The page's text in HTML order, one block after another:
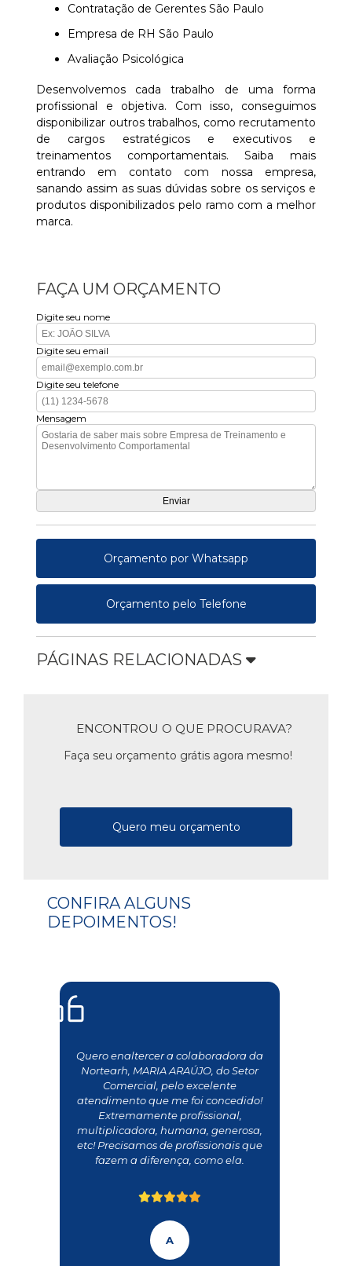
Contratação de Gerentes São Paulo
Empresa de RH São Paulo
Avaliação Psicológica
Desenvolvemos cada trabalho de uma forma
profissional e objetiva. Com isso, conseguimos
disponibilizar outros trabalhos, como recrutamento
de cargos estratégicos e executivos e
treinamentos comportamentais. Saiba mais
entrando em contato com nossa empresa,
sanando assim as suas dúvidas sobre os serviços e
produtos disponibilizados pelo ramo com a melhor
marca.
FAÇA UM ORÇAMENTO
Digite seu nome
Digite seu email
Digite seu telefone
Mensagem
Orçamento por Whatsapp
Orçamento pelo Telefone
PÁGINAS RELACIONADAS
ENCONTROU O QUE PROCURAVA?
Faça seu orçamento grátis agora mesmo!
Quero meu orçamento
CONFIRA ALGUNS
DEPOIMENTOS!
Quero enaltercer a colaboradora da
Nortearh, MARIA ARAÚJO, do Setor
Comercial, pelo excelente
atendimento que me foi concedido!
Extremamente profissional,
multiplicadora, humana, generosa,
etc! Precisamos de profissionais que
fazem a diferença, como ela.